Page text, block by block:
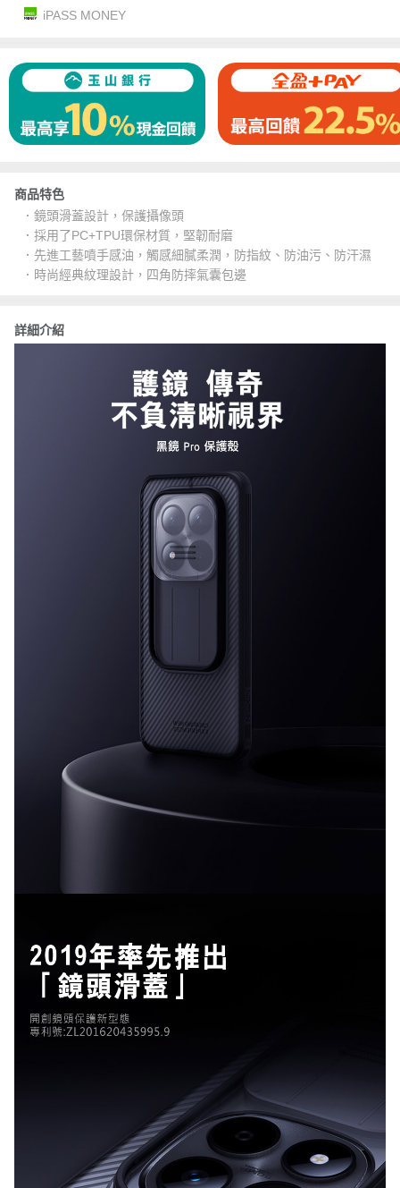
iPASS MONEY
商品特色
．鏡頭滑蓋設計，保護攝像頭
．採用了PC+TPU環保材質，堅韌耐磨
．先進工藝噴手感油，觸感細膩柔潤，防指紋、防油污、防汗濕
．時尚經典紋理設計，四角防摔氣囊包邊
詳細介紹